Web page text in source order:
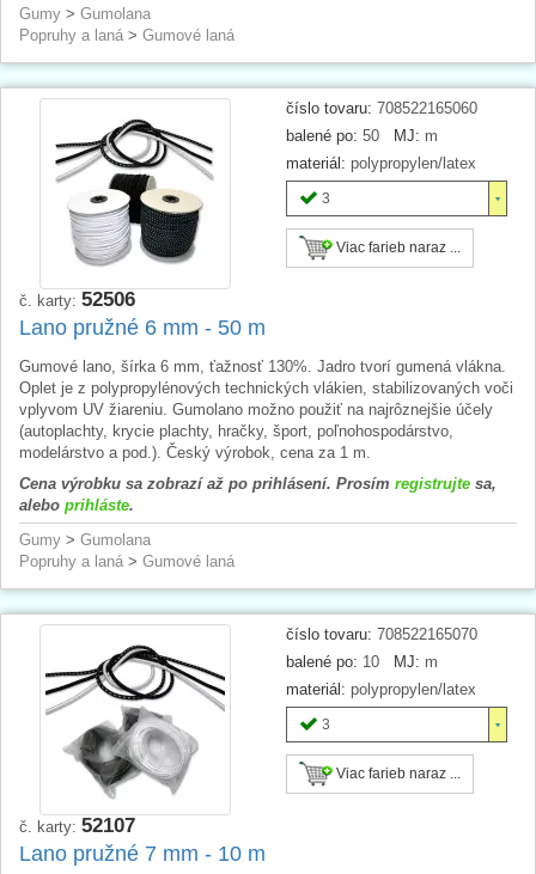
Gumy > Gumolana
Popruhy a laná > Gumové laná
číslo tovaru: 708522165060
balené po: 50 MJ: m
materiál: polypropylen/latex
3
Viac farieb naraz ...
č. karty: 52506
Lano pružné 6 mm - 50 m
Gumové lano, šírka 6 mm, ťažnosť 130%. Jadro tvorí gumená vlákna.
Oplet je z polypropylénových technických vlákien, stabilizovaných voči
vplyvom UV žiareniu. Gumolano možno použiť na najrôznejšie účely
(autoplachty, krycie plachty, hračky, šport, poľnohospodárstvo,
modelárstvo a pod.). Český výrobok, cena za 1 m.
Cena výrobku sa zobrazí až po prihlásení. Prosím registrujte sa,
alebo prihláste.
Gumy > Gumolana
Popruhy a laná > Gumové laná
číslo tovaru: 708522165070
balené po: 10 MJ: m
materiál: polypropylen/latex
3
Viac farieb naraz ...
č. karty: 52107
Lano pružné 7 mm - 10 m